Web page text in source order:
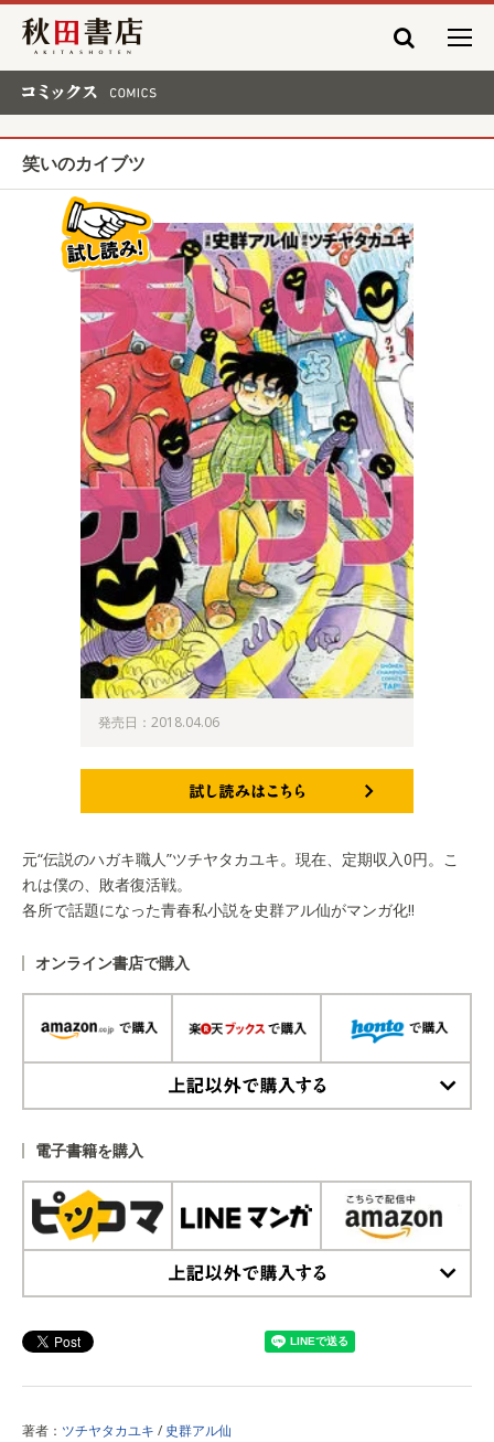
秋田書店
笑いのカイブツ
発売日：2018.04.06
元“伝説のハガキ職人”ツチヤタカユキ。現在、定期収入0円。こ
れは僕の、敗者復活戦。
各所で話題になった青春私小説を史群アル仙がマンガ化!!
オンライン書店で購入
電子書籍を購入
著者： ツチヤタカユキ / 史群アル仙